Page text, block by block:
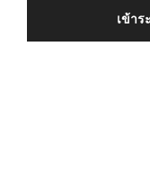
เข้าร